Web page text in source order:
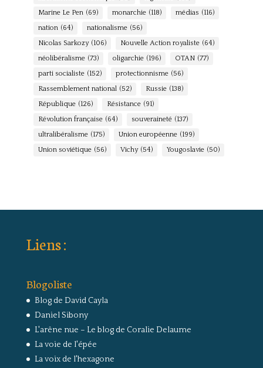
Marine Le Pen (69) monarchie (118) médias (116)
nation (64) nationalisme (56)
Nicolas Sarkozy (106) Nouvelle Action royaliste (64)
néolibéralisme (73) oligarchie (196) OTAN (77)
parti socialiste (152) protectionnisme (56)
Rassemblement national (52) Russie (138)
République (126) Résistance (91)
Révolution française (64) souveraineté (137)
ultralibéralisme (175) Union européenne (199)
Union soviétique (56) Vichy (54) Yougoslavie (50)
Liens :
Blogoliste
Blog de David Cayla
Daniel Sibony
L'arêne nue – Le blog de Coralie Delaume
La voie de l'épée
La voix de l'hexagone